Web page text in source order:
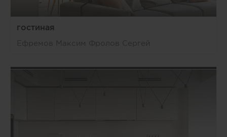
гостиная